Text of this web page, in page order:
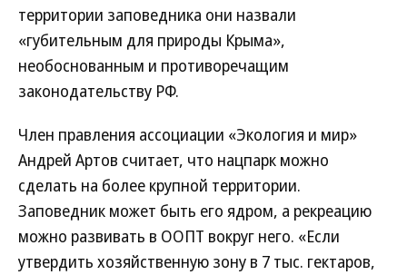
территории заповедника они назвали
«губительным для природы Крыма»,
необоснованным и противоречащим
законодательству РФ.
Член правления ассоциации «Экология и мир»
Андрей Артов считает, что нацпарк можно
сделать на более крупной территории.
Заповедник может быть его ядром, а рекреацию
можно развивать в ООПТ вокруг него. «Если
утвердить хозяйственную зону в 7 тыс. гектаров,